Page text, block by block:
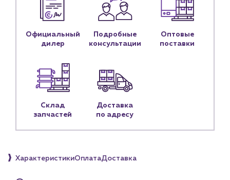
Личный кабинет
Контактные данные
Наши партнёры
Чат-бот
г. Краснодар, ул. Российская, 63
Официальный
дилер
Подробные
консультации
Оптовые
поставки
Склад
запчастей
Доставка
по адресу
ХарактеристикиОплатаДоставка